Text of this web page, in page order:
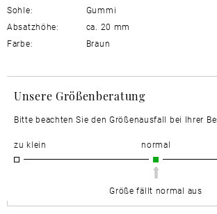
Sohle:
Gummi
Absatzhöhe:
ca. 20 mm
Farbe:
Braun
Unsere Größenberatung
Bitte beachten Sie den Größenausfall bei Ihrer
zu klein normal
Größe fällt normal aus